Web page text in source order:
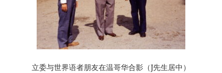
立委与世界语者朋友在温哥华合影（J先生居中）